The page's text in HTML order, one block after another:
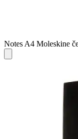
Notes A4 Moleskine